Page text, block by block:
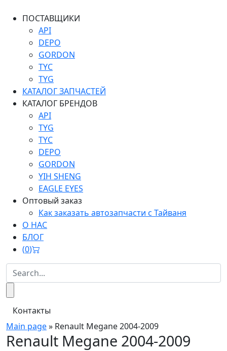
ПОСТАВЩИКИ
API
DEPO
GORDON
TYC
TYG
КАТАЛОГ ЗАПЧАСТЕЙ
КАТАЛОГ БРЕНДОВ
API
TYG
TYC
DEPO
GORDON
YIH SHENG
EAGLE EYES
Оптовый заказ
Как заказать автозапчасти с Тайваня
О НАС
БЛОГ
(0)
Контакты
Main page» Renault Megane 2004-2009
Renault Megane 2004-2009